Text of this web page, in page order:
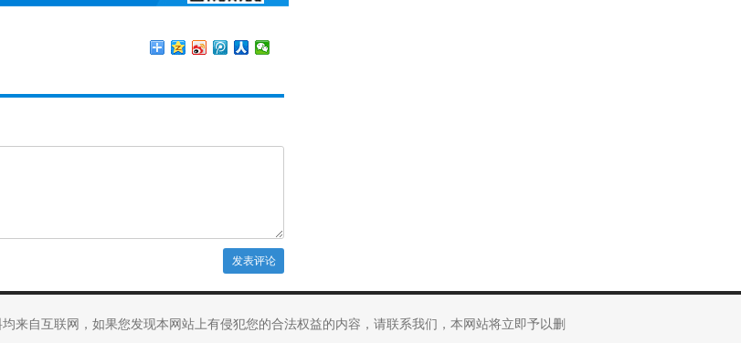
来自互联网，如果您发现本网站上有侵犯您的合法权益的内容，请联系我们，本网站将立即予以删